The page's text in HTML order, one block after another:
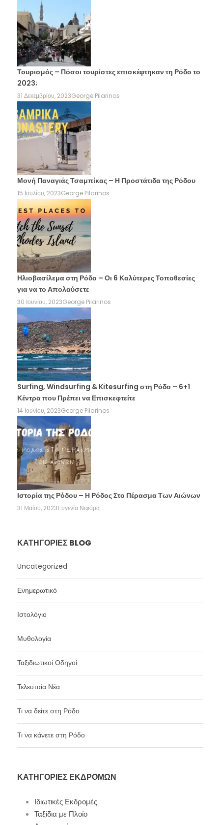
Τουρισμός – Πόσοι τουρίστες επισκέφτηκαν τη Ρόδο το
2023;
31 Δεκεμβρίου, 2023George Pilarinos
Μονή Παναγιάς Τσαμπίκας – Η Προστάτιδα της Ρόδου
15 Ιουλίου, 2023George Pilarinos
Ηλιοβασίλεμα στη Ρόδο – Οι 6 Καλύτερες Τοποθεσίες
για να το Απολαύσετε
30 Ιουνίου, 2023George Pilarinos
Surfing, Windsurfing & Kitesurfing στη Ρόδο – 6+1
Κέντρα που Πρέπει να Επισκεφτείτε
14 Ιουνίου, 2023George Pilarinos
Ιστορία της Ρόδου – Η Ρόδος Στο Πέρασμα Των Αιώνων
31 Μαΐου, 2023Ευγενία Νιφόρα
ΚΑΤΗΓΟΡΊΕΣ BLOG
Uncategorized
Ενημερωτικό
Ιστολόγιο
Μυθολογία
Ταξιδιωτικοί Οδηγοί
Τελευταία Νέα
Τι να δείτε στη Ρόδο
Τι να κάνετε στη Ρόδο
ΚΑΤΗΓΟΡΊΕΣ ΕΚΔΡΟΜΏΝ
Ιδιωτικές Εκδρομές
Ταξίδια με Πλοίο